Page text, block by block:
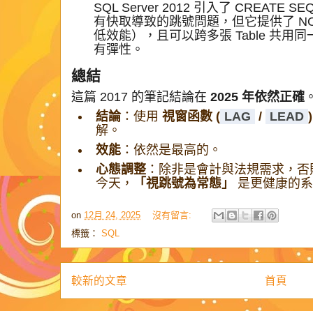
SQL Server 2012 引入了 CREATE
有快取導致的跳號問題，但它提供了
低效能），且可以跨多張 Table 共用
有彈性。
總結
這篇 2017 的筆記結論在 2025 年依然正確
結論：使用 視窗函數 ( LAG / LEAD )
解。
效能 ：依然是最高的。
心態調整 ：除非是會計與法規需求，
今天，
「視跳號為常態」 是更健康的
on 12月 24, 2025
沒有留言:
標籤： SQL
較新的文章 首頁